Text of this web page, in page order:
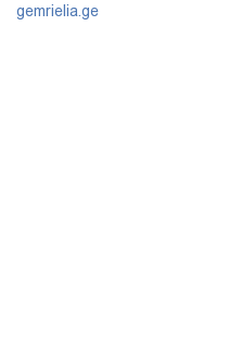
gemrielia.ge